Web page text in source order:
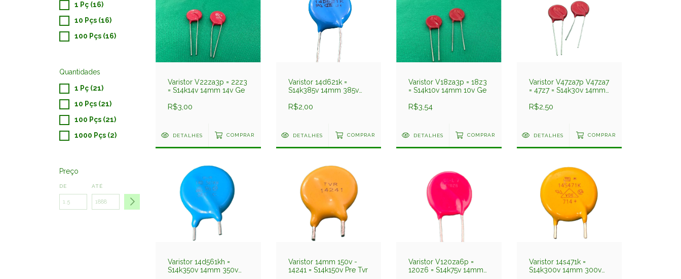
1 Pç (16)
10 Pçs (16)
100 Pçs (16)
Quantidades
1 Pç (21)
10 Pçs (21)
100 Pçs (21)
1000 Pçs (2)
Preço
DE ATÉ
Varistor V22za3p = 22z3
= S14k14v 14mm 14v Ge
R$3,00
DETALHES COMPRAR
Varistor 14d621k =
S14k385v 14mm 385v
R$2,00
DETALHES COMPRAR
Varistor V18za3p = 18z3
= S14k10v 14mm 10v Ge
R$3,54
DETALHES COMPRAR
Varistor V47za7p V47za7
= 47z7 = S14k30v 14mm
R$2,50
DETALHES COMPRAR
Varistor 14d561kh =
S14k350v 14mm 350v
Varistor 14mm 150v -
14241 = S14k150v Pre Tvr
Varistor V120za6p =
120z6 = S14k75v 14mm
Varistor 14s471k =
S14k300v 14mm 300v